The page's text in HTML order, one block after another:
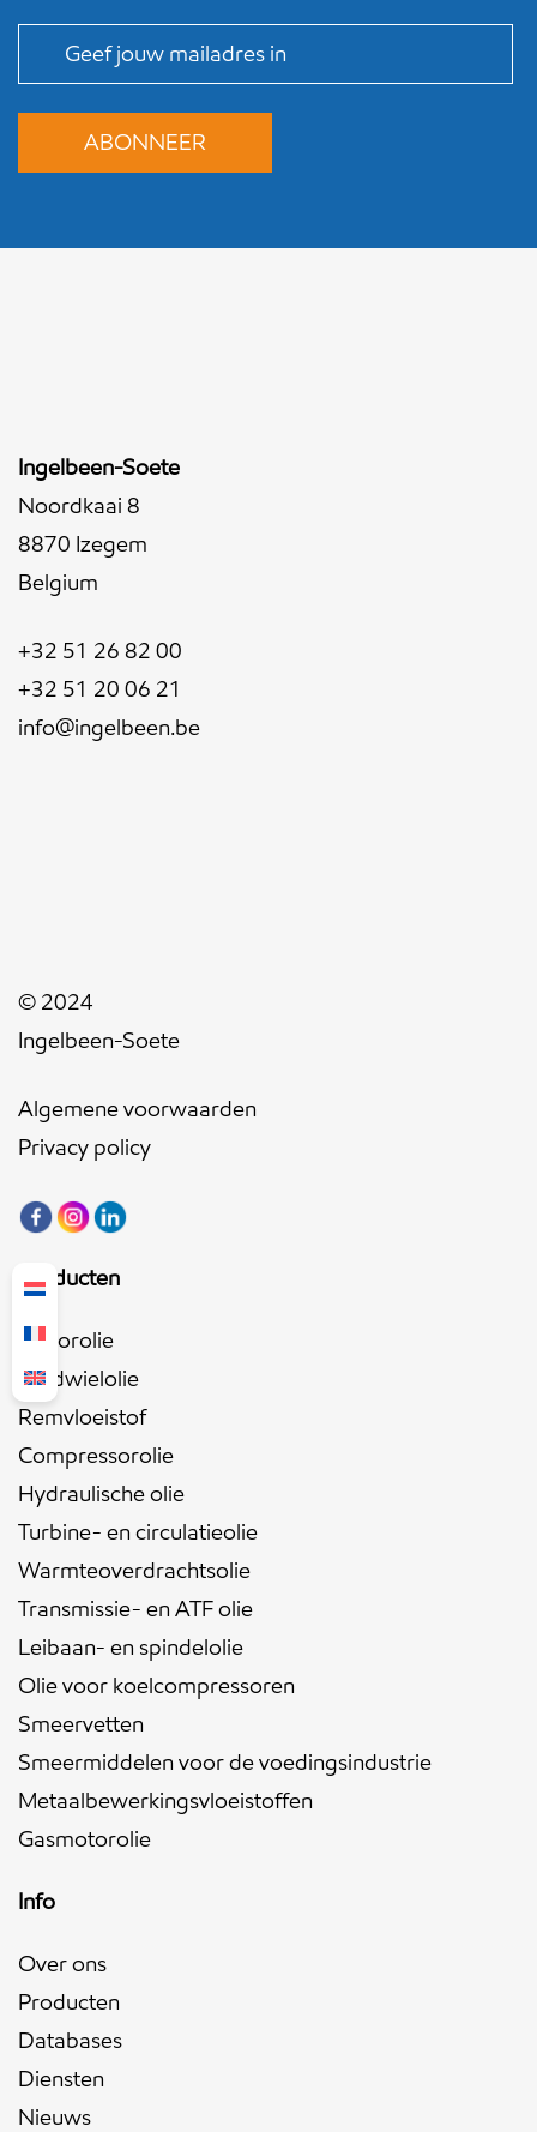
Ingelbeen-Soete
Noordkaai 8
8870 Izegem
Belgium
+32 51 26 82 00
+32 51 20 06 21
info@ingelbeen.be
© 2024
Ingelbeen-Soete
Algemene voorwaarden
Privacy policy
Producten
Motorolie
Tandwielolie
Remvloeistof
Compressorolie
Hydraulische olie
Turbine- en circulatieolie
Warmteoverdrachtsolie
Transmissie- en ATF olie
Leibaan- en spindelolie
Olie voor koelcompressoren
Smeervetten
Smeermiddelen voor de voedingsindustrie
Metaalbewerkingsvloeistoffen
Gasmotorolie
Info
Over ons
Producten
Databases
Diensten
Nieuws